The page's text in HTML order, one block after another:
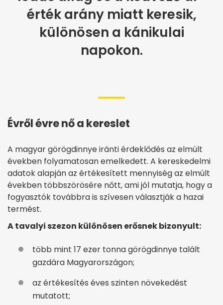
érték arány miatt keresik,
különösen a kánikulai
napokon.
Évről évre nő a kereslet
A magyar görögdinnye iránti érdeklődés az elmúlt
években folyamatosan emelkedett. A kereskedelmi
adatok alapján az értékesített mennyiség az elmúlt
években többszörösére nőtt, ami jól mutatja, hogy a
fogyasztók továbbra is szívesen választják a hazai
termést.
A tavalyi szezon különösen erősnek bizonyult:
több mint 17 ezer tonna görögdinnye talált
gazdára Magyarországon;
az értékesítés éves szinten növekedést
mutatott;